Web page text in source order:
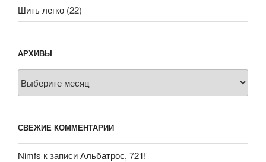
Шить легко (22)
АРХИВЫ
СВЕЖИЕ КОММЕНТАРИИ
Nimfs к записиАльбатрос, 721!